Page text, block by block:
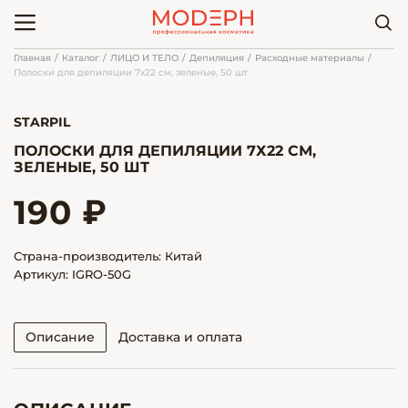
Главная Каталог ЛИЦО И ТЕЛО Депиляция
Расходные материалы
Полоски для депиляции 7х22 см, зеленые, 50 шт
STARPIL
ПОЛОСКИ ДЛЯ ДЕПИЛЯЦИИ 7Х22 СМ,
ЗЕЛЕНЫЕ, 50 ШТ
190 ₽
Страна-производитель: Китай
Артикул: IGRO-50G
Описание Доставка и оплата